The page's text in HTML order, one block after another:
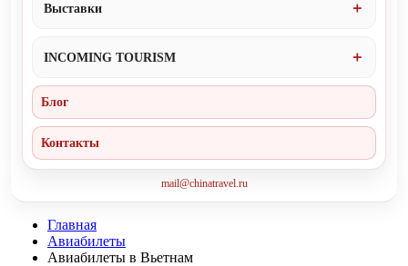
Выставки
INCOMING TOURISM
Блог
Контакты
mail@chinatravel.ru
Главная
Авиабилеты
Авиабилеты в Вьетнам